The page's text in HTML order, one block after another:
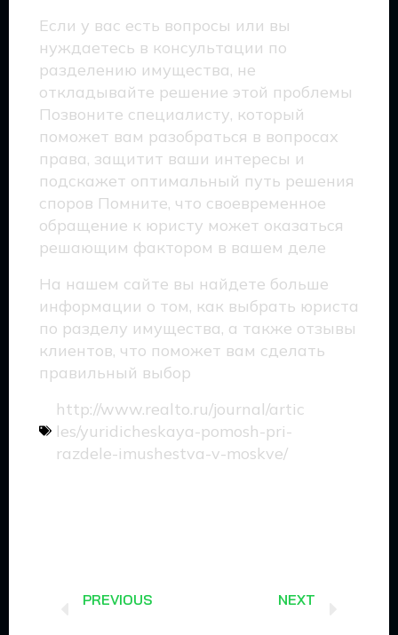
Если у вас есть вопросы или вы
нуждаетесь в консультации по
разделению имущества, не
откладывайте решение этой проблемы
Позвоните специалисту, который
поможет вам разобраться в вопросах
права, защитит ваши интересы и
подскажет оптимальный путь решения
споров Помните, что своевременное
обращение к юристу может оказаться
решающим фактором в вашем деле
На нашем сайте вы найдете больше
информации о том, как выбрать юриста
по разделу имущества, а также отзывы
клиентов, что поможет вам сделать
правильный выбор
http://www.realto.ru/journal/artic
les/yuridicheskaya-pomosh-pri-
razdele-imushestva-v-moskve/
PREVIOUS NEXT